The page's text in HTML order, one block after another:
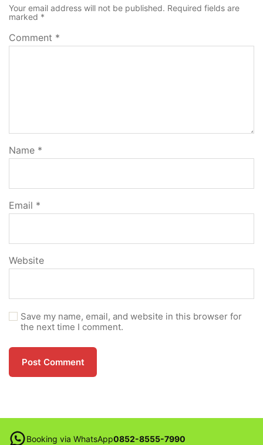
Your email address will not be published. Required fields are
marked *
Comment *
Name *
Email *
Website
Save my name, email, and website in this browser for
the next time I comment.
Booking via WhatsApp0852-8555-7990